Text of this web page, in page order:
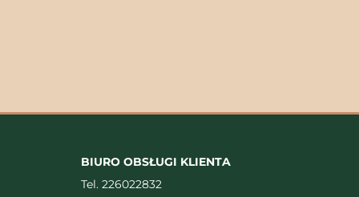
BIURO OBSŁUGI KLIENTA
Tel. 226022832